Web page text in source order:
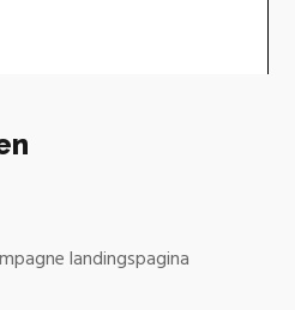
landingspagina